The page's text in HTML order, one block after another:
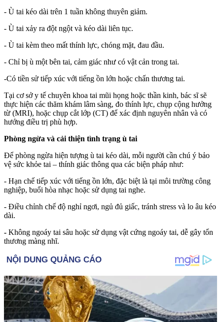
- Ù tai kéo dài trên 1 tuần không thuyên giảm.
- Ù tai xảy ra đột ngột và kéo dài liên tục.
- Ù tai kèm theo mất thính lực, chóng mặt, đau đầu.
- Chỉ bị ù một bên tai, cảm giác như có vật cản trong tai.
-Có tiền sử tiếp xúc với tiếng ồn lớn hoặc chấn thương tai.
Tại cơ sở y tế chuyên khoa tai mũi họng hoặc thần kinh, bác sĩ sẽ
thực hiện các thăm khám lâm sàng, đo thính lực, chụp cộng hưởng
từ (MRI), hoặc chụp cắt lớp (CT) để xác định nguyên nhân và có
hướng điều trị phù hợp.
Phòng ngừa và cải thiện tình trạng ù tai
Để phòng ngừa hiện tượng ù tai kéo dài, mỗi người cần chú ý bảo
vệ sức khỏe tai – thính giác thông qua các biện pháp như:
- Hạn chế tiếp xúc với tiếng ồn lớn, đặc biệt là tại môi trường công
nghiệp, buổi hòa nhạc hoặc sử dụng tai nghe.
- Điều chỉnh chế độ nghỉ ngơi, ngủ đủ giấc, tránh stress và lo âu kéo
dài.
- Không ngoáy tai sâu hoặc sử dụng vật cứng ngoáy tai, dễ gây tổn
thương màng nhĩ.